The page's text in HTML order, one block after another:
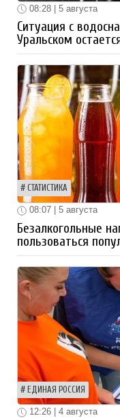
08:28 | 5 августа
Ситуация с
Уральском
СТАТИСТИКА
08:07 | 5 августа
Безалкогольные
пользоваться
ЕДИНАЯ РОССИЯ
12:26 | 4 августа